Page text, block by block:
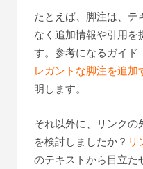
たとえば、脚注は、テ
なく追加情報や引用
す。参考になるガイド
レガントな脚注を追加
明します。
それ以外に、リンクの
を検討しましたか？ リ
のテキストから目立た